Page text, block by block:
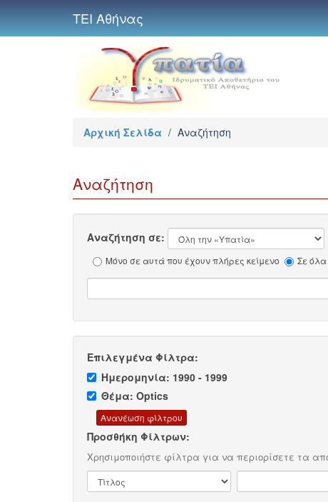
ΤΕΙ Αθήνας
Αρχική Σελίδα / Αναζήτηση
Αναζήτηση
Αναζήτηση σε:
Μόνο σε αυτά που έχουν πλήρες κείμενο Σε όλα
Επιλεγμένα Φίλτρα:
Ημερομηνία: 1990 - 1999
Θέμα: Optics
Προσθήκη Φίλτρων:
Χρησιμοποιήστε φίλτρα για να περιορίσετε τα